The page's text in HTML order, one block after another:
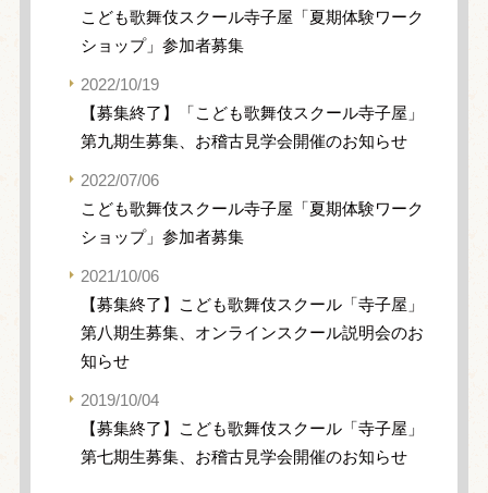
こども歌舞伎スクール寺子屋「夏期体験ワーク
ショップ」参加者募集
2022/10/19
【募集終了】「こども歌舞伎スクール寺子屋」
第九期生募集、お稽古見学会開催のお知らせ
2022/07/06
こども歌舞伎スクール寺子屋「夏期体験ワーク
ショップ」参加者募集
2021/10/06
【募集終了】こども歌舞伎スクール「寺子屋」
第八期生募集、オンラインスクール説明会のお
知らせ
2019/10/04
【募集終了】こども歌舞伎スクール「寺子屋」
第七期生募集、お稽古見学会開催のお知らせ